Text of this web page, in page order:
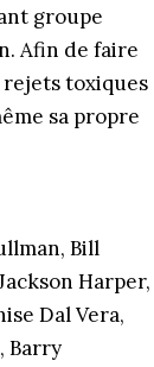
groupe
Afin de faire
toxiques
sa propre
Bill
Harper,
Dal Vera,
Barry